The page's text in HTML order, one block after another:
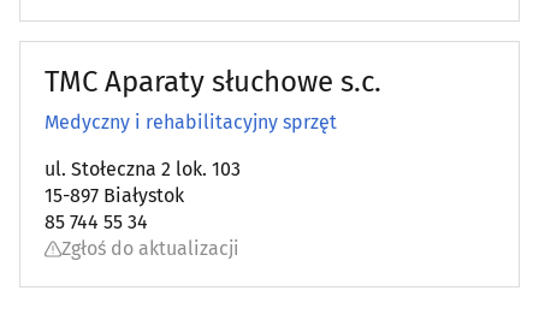
TMC Aparaty słuchowe s.c.
Medyczny i rehabilitacyjny sprzęt
ul. Stołeczna 2 lok. 103
15-897 Białystok
85 744 55 34
Zgłoś do aktualizacji